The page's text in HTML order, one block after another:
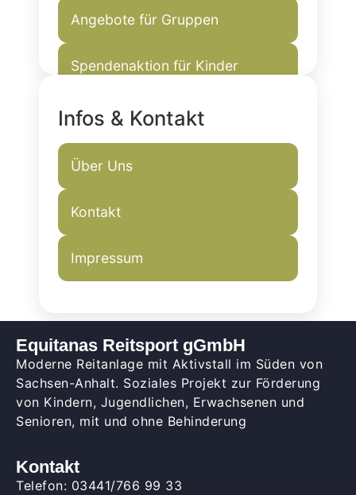
Angebote für Gruppen
Spendenaktion für Kinder
Infos & Kontakt
Über Uns
Kontakt
Impressum
Equitanas Reitsport gGmbH
Moderne Reitanlage mit Aktivstall im Süden von
Sachsen-Anhalt. Soziales Projekt zur Förderung
von Kindern, Jugendlichen, Erwachsenen und
Senioren, mit und ohne Behinderung
Kontakt
Telefon: 03441/766 99 33